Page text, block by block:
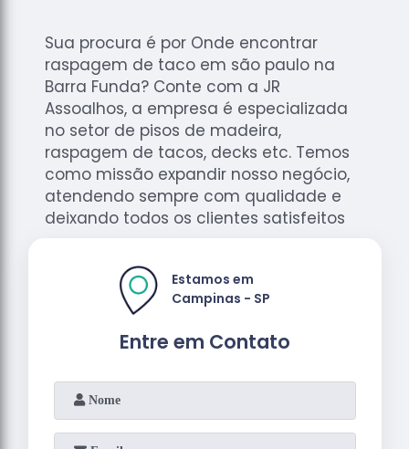
Sua procura é por Onde encontrar
raspagem de taco em são paulo na
Barra Funda? Conte com a JR
Assoalhos, a empresa é especializada
no setor de pisos de madeira,
raspagem de tacos, decks etc. Temos
como missão expandir nosso negócio,
atendendo sempre com qualidade e
deixando todos os clientes satisfeitos
Entre em Contato
Estamos em
Campinas - SP